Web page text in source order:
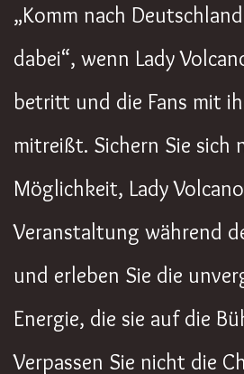
„Komm nach
dabei“, wenn Lady
betritt und die Fans mit
mitreißt. Sichern Sie sich
Möglichkeit, Lady
Veranstaltung während
und erleben Sie die
Energie, die sie auf die
Verpassen Sie nicht die